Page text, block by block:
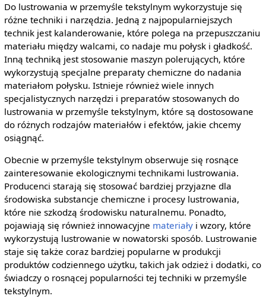
Do lustrowania w przemyśle tekstylnym wykorzystuje się
różne techniki i narzędzia. Jedną z najpopularniejszych
technik jest kalanderowanie, które polega na przepuszczaniu
materiału między walcami, co nadaje mu połysk i gładkość.
Inną techniką jest stosowanie maszyn polerujących, które
wykorzystują specjalne preparaty chemiczne do nadania
materiałom połysku. Istnieje również wiele innych
specjalistycznych narzędzi i preparatów stosowanych do
lustrowania w przemyśle tekstylnym, które są dostosowane
do różnych rodzajów materiałów i efektów, jakie chcemy
osiągnąć.
Obecnie w przemyśle tekstylnym obserwuje się rosnące
zainteresowanie ekologicznymi technikami lustrowania.
Producenci starają się stosować bardziej przyjazne dla
środowiska substancje chemiczne i procesy lustrowania,
które nie szkodzą środowisku naturalnemu. Ponadto,
pojawiają się również innowacyjne materiałyi wzory, które
wykorzystują lustrowanie w nowatorski sposób. Lustrowanie
staje się także coraz bardziej popularne w produkcji
produktów codziennego użytku, takich jak odzież i dodatki, co
świadczy o rosnącej popularności tej techniki w przemyśle
tekstylnym.